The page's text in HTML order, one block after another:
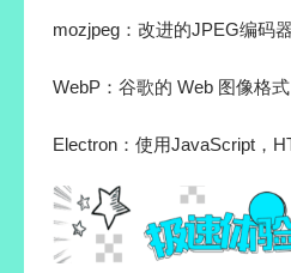
mozjpeg：改进的JPEG编码器
WebP：谷歌的 Web 图像格式
Electron：使用JavaScript，